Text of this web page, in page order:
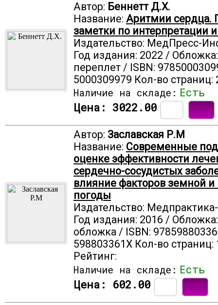
Автор: Беннетт Д.Х.
Название: Аритмии сердца.
заметки по интерпретации
Издательство: МедПресс-
Год издания: 2022 /
переплет / ISBN:
5000309979 Кол-во страниц:
Наличие на складе: Есть
Цена: 3022.00
Автор: Заславская Р.М
Название: Современные
оценке эффективности
сердечно-сосудистых
влияние факторов земной
погоды
Издательство:
Год издания: 2016 /
обложка / ISBN:
598803361X Кол-во страниц:
Рейтинг:
Наличие на складе: Есть
Цена: 602.00